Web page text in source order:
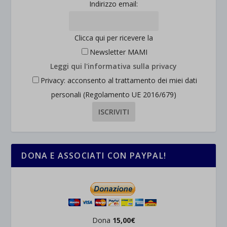
Indirizzo email:
Clicca qui per ricevere la
Newsletter MAMI
Leggi qui l'informativa sulla privacy
Privacy: acconsento al trattamento dei miei dati
personali (Regolamento UE 2016/679)
DONA E ASSOCIATI CON PAYPAL!
Dona 15,00€